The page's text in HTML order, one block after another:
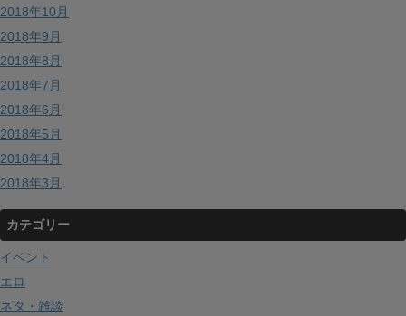
2018年10月
2018年9月
2018年8月
2018年7月
2018年6月
2018年5月
2018年4月
2018年3月
カテゴリー
イベント
エロ
ネタ・雑談